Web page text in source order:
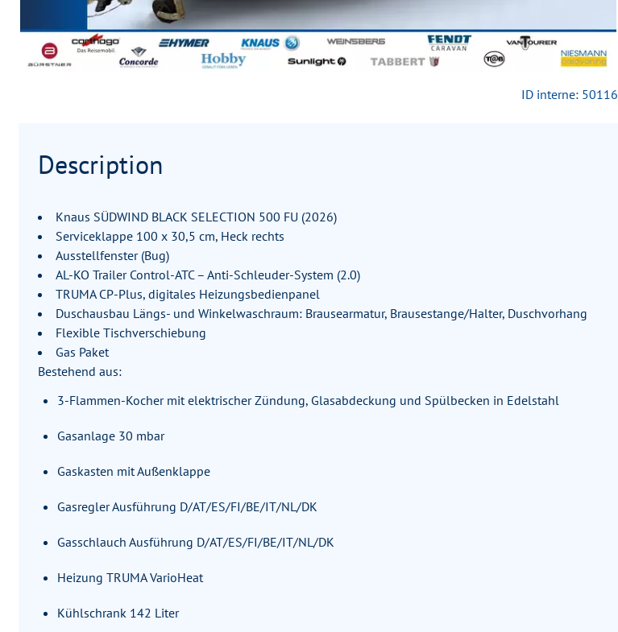
ID interne: 50116
Description
Knaus SÜDWIND BLACK SELECTION 500 FU (2026)
Serviceklappe 100 x 30,5 cm, Heck rechts
Ausstellfenster (Bug)
AL-KO Trailer Control-ATC – Anti-Schleuder-System (2.0)
TRUMA CP-Plus, digitales Heizungsbedienpanel
Duschausbau Längs- und Winkelwaschraum: Brausearmatur, Brausestange/Halter, Duschvorhang
Flexible Tischverschiebung
Gas Paket
Bestehend aus:
3-Flammen-Kocher mit elektrischer Zündung, Glasabdeckung und Spülbecken in Edelstahl
Gasanlage 30 mbar
Gaskasten mit Außenklappe
Gasregler Ausführung D/AT/ES/FI/BE/IT/NL/DK
Gasschlauch Ausführung D/AT/ES/FI/BE/IT/NL/DK
Heizung TRUMA VarioHeat
Kühlschrank 142 Liter